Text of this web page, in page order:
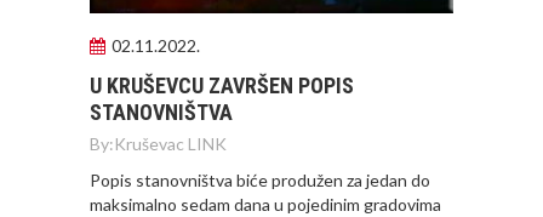
02.11.2022.
U KRUŠEVCU ZAVRŠEN POPIS
STANOVNIŠTVA
By:Kruševac LINK
Popis stanovništva biće produžen za jedan do
maksimalno sedam dana u pojedinim gradovima